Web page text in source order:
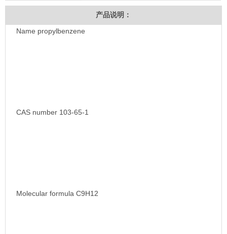
产品说明：
Name propylbenzene
CAS number 103-65-1
Molecular formula C9H12